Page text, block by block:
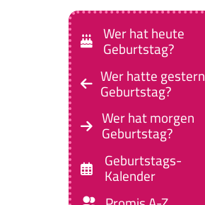
Wer hat heute
Geburtstag?
Wer hatte gestern
Geburtstag?
Wer hat morgen
Geburtstag?
Geburtstags-
Kalender